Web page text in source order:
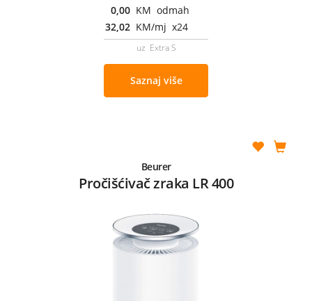
0,00 KM odmah
32,02 KM/mj x24
uz Extra S
Saznaj više
Beurer
Pročišćivač zraka LR 400